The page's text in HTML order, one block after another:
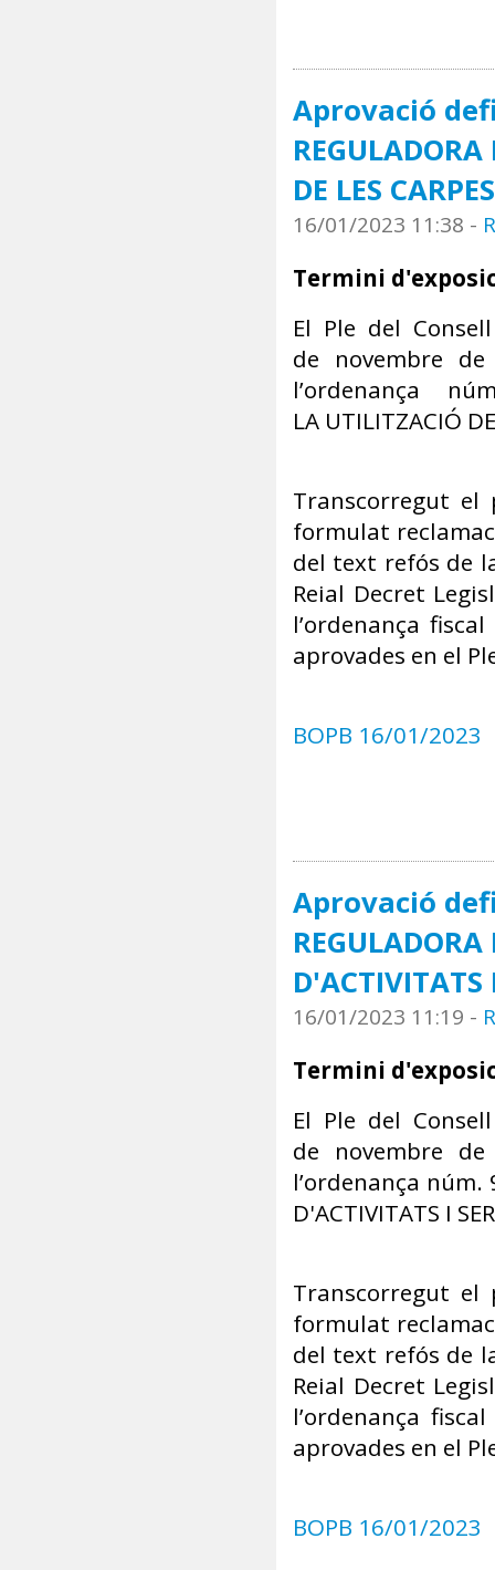
Aprovació
DE LES CARPES
16/01/2023 11:38 -
Termini
El Ple del
de novembre
l’ordenança
LA UTILITZACIÓ
Transcorregut el
formulat
del text refós de
Reial Decret
l’ordenança
aprovades en el
BOPB 16/01/2023
Aprovació
REGULADORA
D'ACTIVITATS
16/01/2023 11:19 -
Termini
El Ple del
de novembre
l’ordenança núm.
D'ACTIVITATS I
Transcorregut el
formulat
del text refós de
Reial Decret
l’ordenança
aprovades en el
BOPB 16/01/2023